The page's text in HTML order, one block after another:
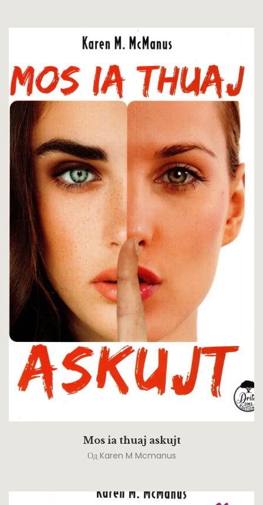
Mos ia thuaj askujt
Од Karen M Mcmanus